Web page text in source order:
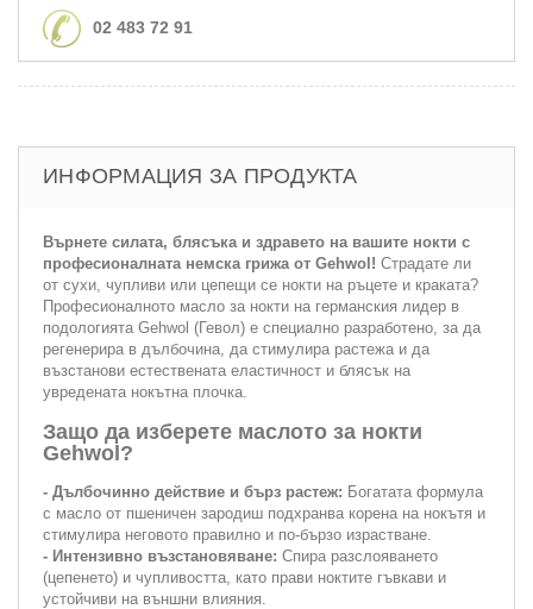
02 483 72 91
ИНФОРМАЦИЯ ЗА ПРОДУКТА
Върнете силата, блясъка и здравето на вашите нокти с
професионалната немска грижа от Gehwol! Страдате ли
от сухи, чупливи или цепещи се нокти на ръцете и краката?
Професионалното масло за нокти на германския лидер в
подологията Gehwol (Гевол) е специално разработено, за да
регенерира в дълбочина, да стимулира растежа и да
възстанови естествената еластичност и блясък на
увредената нокътна плочка.
Защо да изберете маслото за нокти
Gehwol?
- Дълбочинно действие и бърз растеж: Богатата формула
с масло от пшеничен зародиш подхранва корена на нокътя и
стимулира неговото правилно и по-бързо израстване.
- Интензивно възстановяване: Спира разслояването
(цепенето) и чупливостта, като прави ноктите гъвкави и
устойчиви на външни влияния.